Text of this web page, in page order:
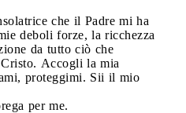
che il Padre mi ha
deboli forze, la ricchezza
da tutto ciò che
Cristo. Accogli la mia
proteggimi. Sii il mio
per me.